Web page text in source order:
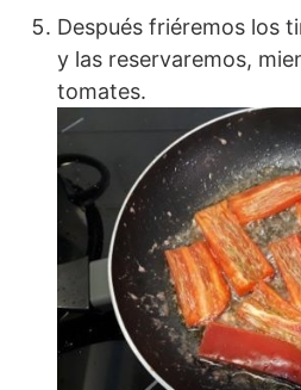
Después friéremos los
y las reservaremos,
tomates.